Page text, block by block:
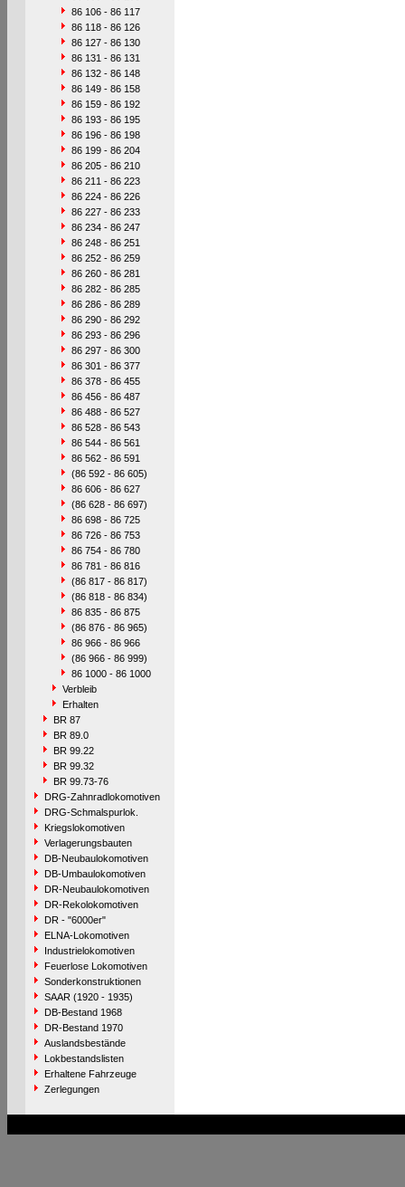
86 106 - 86 117
86 118 - 86 126
86 127 - 86 130
86 131 - 86 131
86 132 - 86 148
86 149 - 86 158
86 159 - 86 192
86 193 - 86 195
86 196 - 86 198
86 199 - 86 204
86 205 - 86 210
86 211 - 86 223
86 224 - 86 226
86 227 - 86 233
86 234 - 86 247
86 248 - 86 251
86 252 - 86 259
86 260 - 86 281
86 282 - 86 285
86 286 - 86 289
86 290 - 86 292
86 293 - 86 296
86 297 - 86 300
86 301 - 86 377
86 378 - 86 455
86 456 - 86 487
86 488 - 86 527
86 528 - 86 543
86 544 - 86 561
86 562 - 86 591
(86 592 - 86 605)
86 606 - 86 627
(86 628 - 86 697)
86 698 - 86 725
86 726 - 86 753
86 754 - 86 780
86 781 - 86 816
(86 817 - 86 817)
(86 818 - 86 834)
86 835 - 86 875
(86 876 - 86 965)
86 966 - 86 966
(86 966 - 86 999)
86 1000 - 86 1000
Verbleib
Erhalten
BR 87
BR 89.0
BR 99.22
BR 99.32
BR 99.73-76
DRG-Zahnradlokomotiven
DRG-Schmalspurlok.
Kriegslokomotiven
Verlagerungsbauten
DB-Neubaulokomotiven
DB-Umbaulokomotiven
DR-Neubaulokomotiven
DR-Rekolokomotiven
DR - "6000er"
ELNA-Lokomotiven
Industrielokomotiven
Feuerlose Lokomotiven
Sonderkonstruktionen
SAAR (1920 - 1935)
DB-Bestand 1968
DR-Bestand 1970
Auslandsbestände
Lokbestandslisten
Erhaltene Fahrzeuge
Zerlegungen